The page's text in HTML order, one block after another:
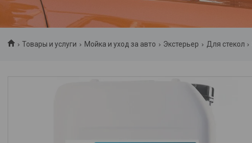
Товары и услуги Мойка и уход за авто Экстерьер Для стекол